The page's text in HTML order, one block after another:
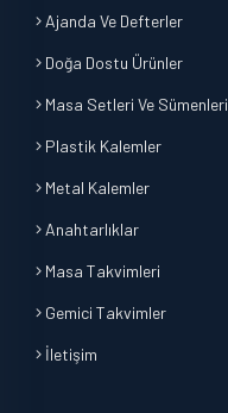
Ajanda Ve Defterler
Doğa Dostu Ürünler
Masa Setleri Ve Sümenleri
Plastik Kalemler
Metal Kalemler
Anahtarlıklar
Masa Takvimleri
Gemici Takvimler
İletişim